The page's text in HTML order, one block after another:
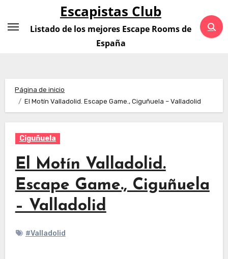
contenido
Escapistas Club
Listado de los mejores Escape Rooms de
España
Página de inicio
El Motín Valladolid. Escape Game., Ciguñuela – Valladolid
Ciguñuela
El Motín Valladolid.
Escape Game., Ciguñuela
– Valladolid
#Valladolid